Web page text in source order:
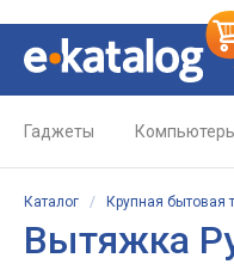
Гаджеты
Каталог / Крупная бытовая
Вытяжка